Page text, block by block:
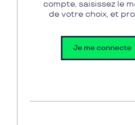
compte, saisissez le
de votre choix, et
Je me connecte